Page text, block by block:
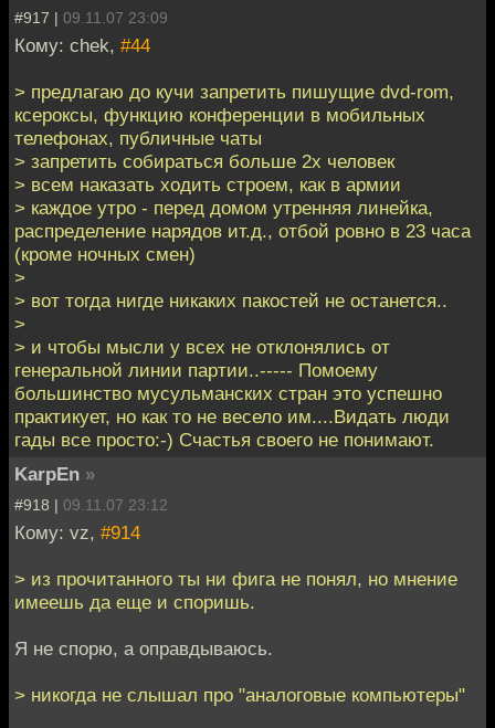
#917 | 09.11.07 23:09
Кому: chek, #44
> предлагаю до кучи запретить пишущие dvd-rom,
ксероксы, функцию конференции в мобильных
телефонах, публичные чаты
> запретить собираться больше 2х человек
> всем наказать ходить строем, как в армии
> каждое утро - перед домом утренняя линейка,
распределение нарядов ит.д., отбой ровно в 23 часа
(кроме ночных смен)
>
> вот тогда нигде никаких пакостей не останется..
>
> и чтобы мысли у всех не отклонялись от
генеральной линии партии..----- Помоему
большинство мусульманских стран это успешно
практикует, но как то не весело им....Видать люди
гады все просто:-) Счастья своего не понимают.
KarpEn »
#918 | 09.11.07 23:12
Кому: vz, #914
> из прочитанного ты ни фига не понял, но мнение
имеешь да еще и споришь.
Я не спорю, а оправдываюсь.
> никогда не слышал про "аналоговые компьютеры"